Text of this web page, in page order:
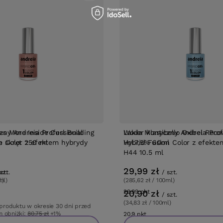
More Inside Curl Building
skręt 250 ml
w okresie 30 dni przed
obniżki:80,75 zł +1%
Woda Montibello Oxibel
Vol.7,5% 60ml
20,90 zł / szt.
(34,83 zł / 100ml)
20.9pktpunktów
Andreia Professional
Color z efektem hybrydy
szt.
Lakier klasyczny Andreia
Hybrid Fusion Color z
H44 10.5 ml
29,99 zł / szt.
(285,62 zł / 100ml)
29.99pktpunktów